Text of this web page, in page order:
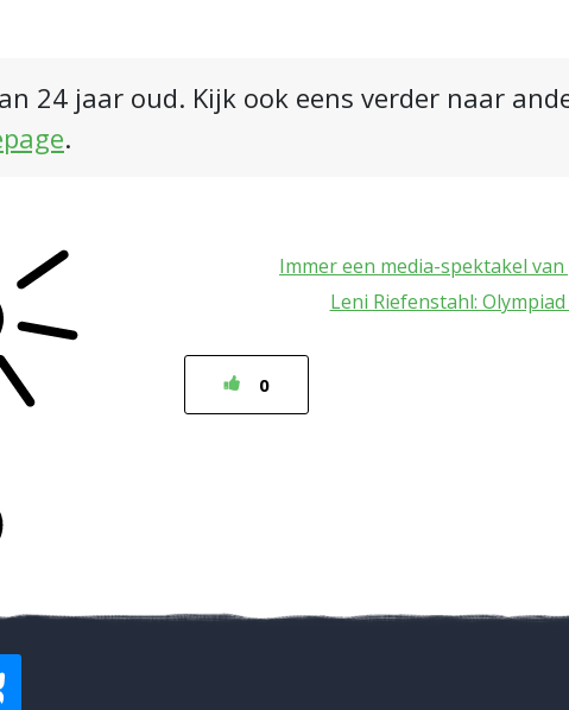
24 jaar oud. Kijk ook eens verder naar
.
Immer een media-spektakel
Leni Riefenstahl: Olympiad
0